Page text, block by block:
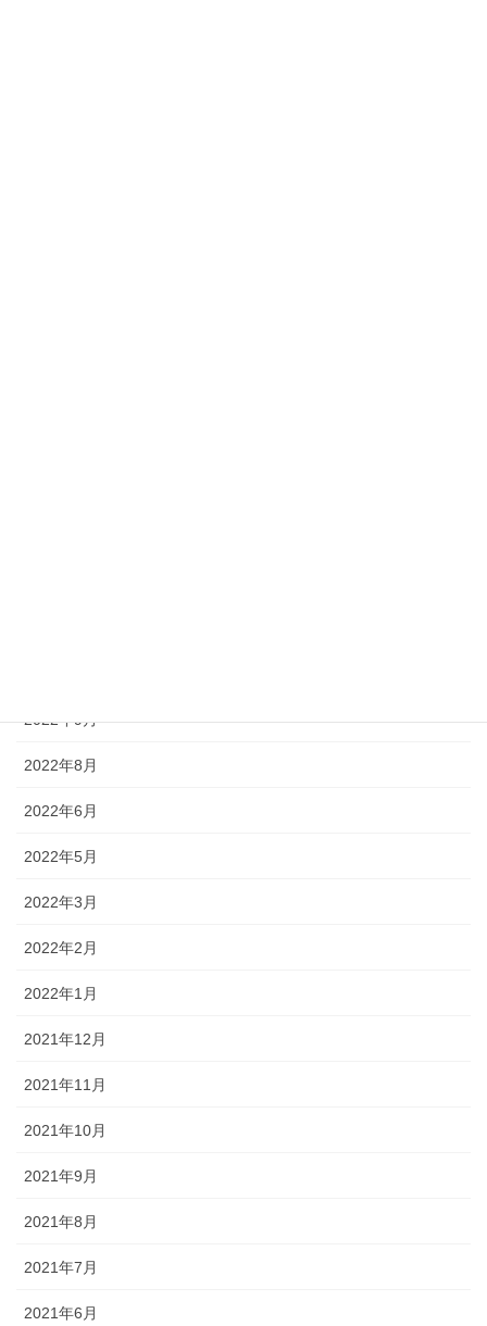
2022年9月
2022年8月
2022年6月
2022年5月
2022年3月
2022年2月
2022年1月
2021年12月
2021年11月
2021年10月
2021年9月
2021年8月
2021年7月
2021年6月